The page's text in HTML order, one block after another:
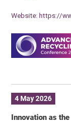
Website:https://
4 May 2026
Innovation as